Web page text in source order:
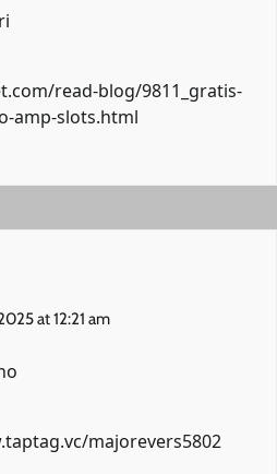
read-blog/9811_gratis-
amp-slots.html
at 12:21 am
majorevers5802